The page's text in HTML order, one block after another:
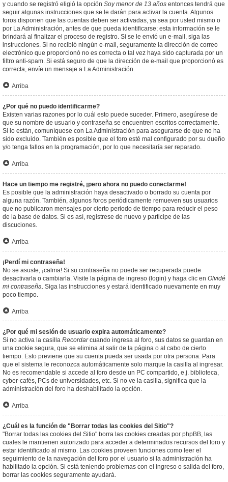
y cuando se registró eligió la opción Soy menor de 13 años entonces tendrá que
seguir algunas instrucciones que se le darán para activar la cuenta. Algunos
foros disponen que las cuentas deben ser activadas, ya sea por usted mismo o
por La Administración, antes de que pueda identificarse; esta información se le
brindará al finalizar el proceso de registro. Si se le envió un e-mail, siga las
instrucciones. Si no recibió ningún e-mail, seguramente la dirección de correo
electrónico que proporcionó no es correcta o tal vez haya sido capturada por un
filtro anti-spam. Si está seguro de que la dirección de e-mail que proporcionó es
correcta, envíe un mensaje a La Administración.
Arriba
¿Por qué no puedo identificarme?
Existen varias razones por lo cuál esto puede suceder. Primero, asegúrese de
que su nombre de usuario y contraseña se encuentren escritos correctamente.
Si lo están, comuníquese con La Administración para asegurarse de que no ha
sido excluido. También es posible que el foro esté mal configurado por su dueño
y/o tenga fallos en la programación, por lo que necesitaría ser reparado.
Arriba
Hace un tiempo me registré, ¡pero ahora no puedo conectarme!
Es posible que la administración haya desactivado o borrado su cuenta por
alguna razón. También, algunos foros periódicamente remueven sus usuarios
que no publicaron mensajes por cierto periodo de tiempo para reducir el peso
de la base de datos. Si es así, registrese de nuevo y participe de las
discuciones.
Arriba
¡Perdí mi contraseña!
No se asuste, ¡calma! Si su contraseña no puede ser recuperada puede
desactivarla o cambiarla. Visite la página de ingreso (login) y haga clic en Olvidé
mi contraseña. Siga las instrucciones y estará identificado nuevamente en muy
poco tiempo.
Arriba
¿Por qué mi sesión de usuario expira automáticamente?
Si no activa la casilla Recordarcuando ingresa al foro, sus datos se guardan en
una cookie segura, que se elimina al salir de la página o al cabo de cierto
tiempo. Esto previene que su cuenta pueda ser usada por otra persona. Para
que el sistema le reconozca automáticamente solo marque la casilla al ingresar.
No es recomendable si accede al foro desde un PC compartido, e.j. biblioteca,
cyber-cafés, PCs de universidades, etc. Si no ve la casilla, significa que la
administración del foro ha deshabilitado la opción.
Arriba
¿Cuál es la función de "Borrar todas las cookies del Sitio"?
"Borrar todas las cookies del Sitio" borra las cookies creadas por phpBB, las
cuales le mantienen autorizado para acceder a determinados recursos del foro y
estar identificado al mismo. Las cookies proveen funciones como leer el
seguimiento de la navegación del foro por el usuario si la administración ha
habilitado la opción. Si está teniendo problemas con el ingreso o salida del foro,
borrar las cookies seguramente ayudará.